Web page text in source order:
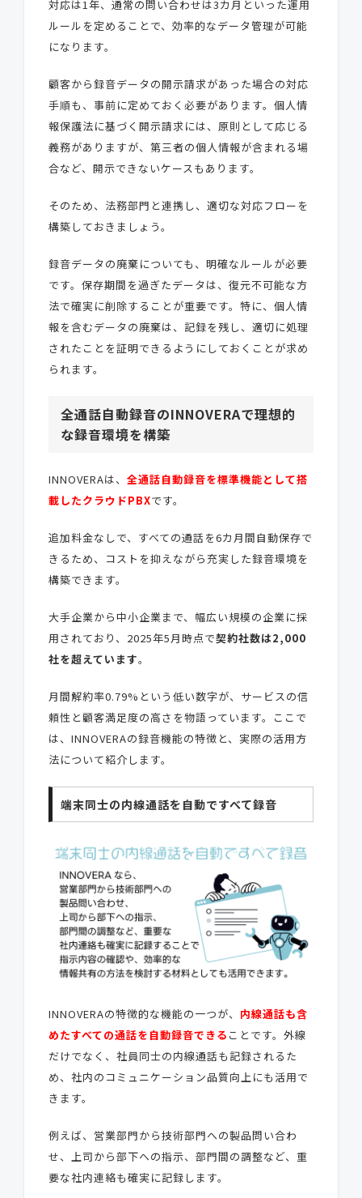
対応は1年、通常の問い合わせは3カ月といった運用
ルールを定めることで、効率的なデータ管理が可能
になります。
顧客から録音データの開示請求があった場合の対応
手順も、事前に定めておく必要があります。個人情
報保護法に基づく開示請求には、原則として応じる
義務がありますが、第三者の個人情報が含まれる場
合など、開示できないケースもあります。
そのため、法務部門と連携し、適切な対応フローを
構築しておきましょう。
録音データの廃棄についても、明確なルールが必要
です。保存期間を過ぎたデータは、復元不可能な方
法で確実に削除することが重要です。特に、個人情
報を含むデータの廃棄は、記録を残し、適切に処理
されたことを証明できるようにしておくことが求め
られます。
全通話自動録音のINNOVERAで理想的
な録音環境を構築
INNOVERAは、 全通話自動録音を標準機能として搭
載したクラウドPBXです。
追加料金なしで、すべての通話を6カ月間自動保存で
きるため、コストを抑えながら充実した録音環境を
構築できます。
大手企業から中小企業まで、幅広い規模の企業に採
用されており、2025年5月時点で契約社数は2,000
社を超えています。
月間解約率0.79%という低い数字が、サービスの信
頼性と顧客満足度の高さを物語っています。ここで
は、INNOVERAの録音機能の特徴と、実際の活用方
法について紹介します。
端末同士の内線通話を自動ですべて録音
INNOVERAの特徴的な機能の一つが、 内線通話も含
めたすべての通話を自動録音できる ことです。外線
だけでなく、社員同士の内線通話も記録されるた
め、社内のコミュニケーション品質向上にも活用で
きます。
例えば、営業部門から技術部門への製品問い合わ
せ、上司から部下への指示、部門間の調整など、重
要な社内連絡も確実に記録します。